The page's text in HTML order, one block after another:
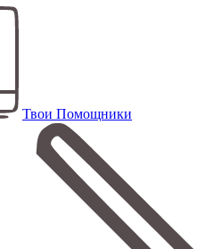
Твои Помощники